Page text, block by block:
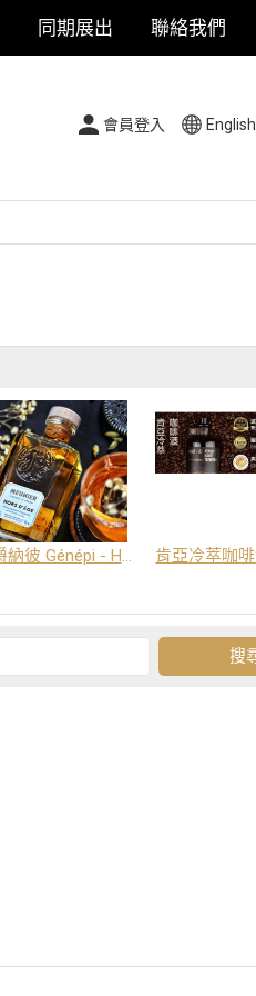
同期展出 聯絡我們
會員登入 English
爵納彼 Génépi - Hors d'Age (橡木桶陳釀) -阿爾卑斯山草本酒